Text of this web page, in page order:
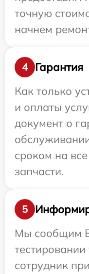
точную
начнем
4
Гарантия
Как только
и оплаты
документ о
сроком на
запчасти.
5
Мы сообщим
сотрудник